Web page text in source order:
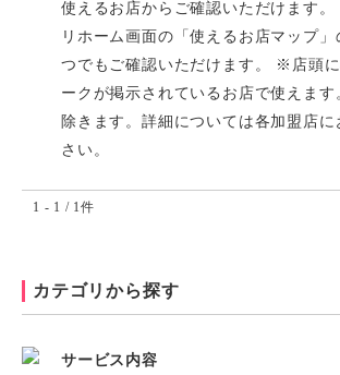
使えるお店からご確認いただけます
リホーム画面の「使えるお店マップ
つでもご確認いただけます。 ※店頭
ークが掲示されているお店で使えま
除きます。詳細については各加盟店
さい。
1 - 1 / 1件
カテゴリから探す
サービス内容